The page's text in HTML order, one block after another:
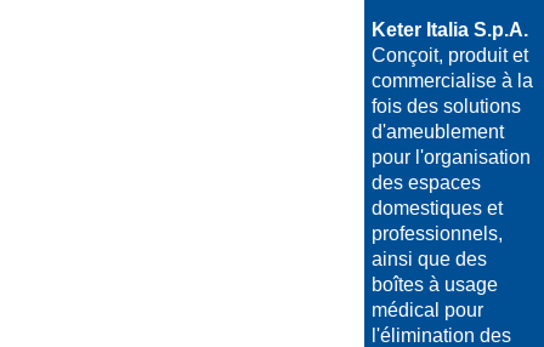
Keter Italia S.p.A.
Conçoit, produit et
commercialise à la
fois des solutions
d'ameublement
pour l'organisation
des espaces
domestiques et
professionnels,
ainsi que des
boîtes à usage
médical pour
l'élimination des